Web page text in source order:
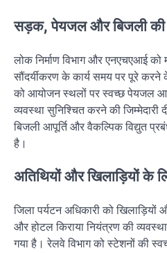
सड़क, पेयजल और बिजली की
लोक निर्माण विभाग और एनएचएआई को
सौंदर्यीकरण के कार्य समय पर पूरे
को आयोजन स्थलों पर स्वच्छ पेयजल
व्यवस्था सुनिश्चित करने की जिम्मेदारी
बिजली आपूर्ति और वैकल्पिक विद्युत
है।
अतिथियों और खिलाड़ियों के
जिला पर्यटन अधिकारी को खिलाड़ियों
और होटल किराया नियंत्रण की
गया है। रेलवे विभाग को स्टेशनों की